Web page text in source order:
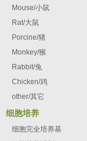
Mouse/小鼠
Rat/大鼠
Porcine/猪
Monkey/猴
Rabbit/兔
Chicken/鸡
other/其它
细胞培养
细胞完全培养基